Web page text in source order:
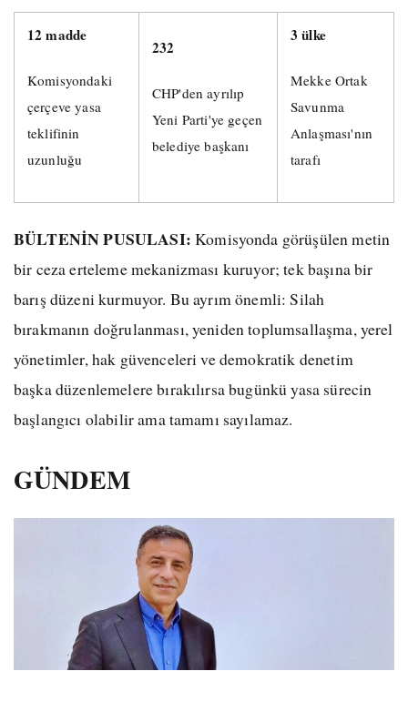
12 madde
Komisyondaki
çerçeve yasa
teklifinin
uzunluğu
232
CHP'den ayrılıp
Yeni Parti'ye geçen
belediye başkanı
3 ülke
Mekke Ortak
Savunma
Anlaşması'nın
tarafı
BÜLTENİN PUSULASI: Komisyonda görüşülen metin
bir ceza erteleme mekanizması kuruyor; tek başına bir
barış düzeni kurmuyor. Bu ayrım önemli: Silah
bırakmanın doğrulanması, yeniden toplumsallaşma, yerel
yönetimler, hak güvenceleri ve demokratik denetim
başka düzenlemelere bırakılırsa bugünkü yasa sürecin
başlangıcı olabilir ama tamamı sayılamaz.
GÜNDEM